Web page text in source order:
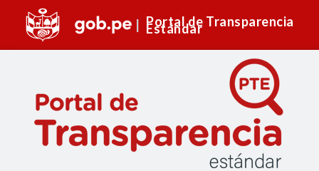
Portal de Transparencia
Estándar